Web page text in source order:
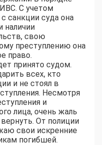
С учетом
санкции суда она
наличии
свою
преступлению она
право.
принято судом.
всех, кто
и не стоял в
Несмотря
и
лица, очень жаль
От полиции
свои искренние
погибшей.